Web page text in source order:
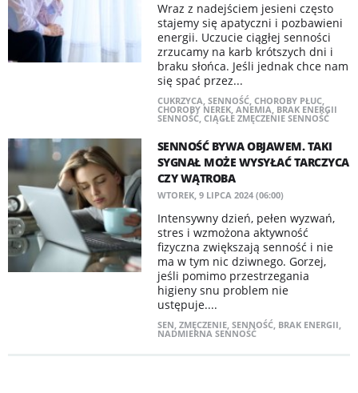
Wraz z nadejściem jesieni często
stajemy się apatyczni i pozbawieni
energii. Uczucie ciągłej senności
zrzucamy na karb krótszych dni i
braku słońca. Jeśli jednak chce nam
się spać przez...
CUKRZYCA, SENNOŚĆ, CHOROBY PŁUC,
CHOROBY NEREK, ANEMIA, BRAK ENERGII
SENNOŚĆ, CIĄGŁE ZMĘCZENIE SENNOŚĆ
SENNOŚĆ BYWA OBJAWEM. TAKI
SYGNAŁ MOŻE WYSYŁAĆ TARCZYCA
CZY WĄTROBA
WTOREK, 9 LIPCA 2024 (06:00)
Intensywny dzień, pełen wyzwań,
stres i wzmożona aktywność
fizyczna zwiększają senność i nie
ma w tym nic dziwnego. Gorzej,
jeśli pomimo przestrzegania
higieny snu problem nie
ustępuje....
SEN, ZMĘCZENIE, SENNOŚĆ, BRAK ENERGII,
NADMIERNA SENNOŚĆ